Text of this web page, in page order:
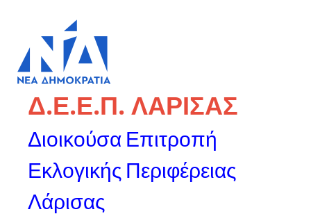
Δ.Ε.Ε.Π. ΛΑΡΙΣΑΣ
Διοικούσα Επιτροπή
Εκλογικής Περιφέρειας
Λάρισας